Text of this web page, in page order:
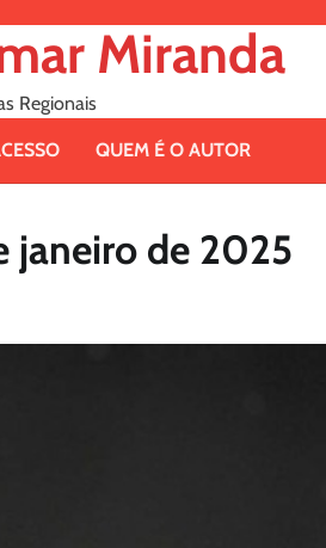
Miranda
Regionais
QUEM É O AUTOR
janeiro de 2025